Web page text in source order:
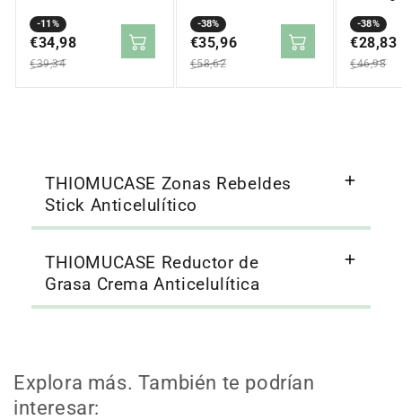
DUPLO 2x200ml
-11%
Precio
en
€34,98
Precio
regular
€39,34
-38%
Precio
en
€35,96
Precio
regular
€58,62
-38%
Precio
en
€28,83
Precio
regular
€46,98
THIOMUCASE Zonas Rebeldes
Stick Anticelulítico
THIOMUCASE Reductor de
Grasa Crema Anticelulítica
Explora más. También te podrían
interesar: